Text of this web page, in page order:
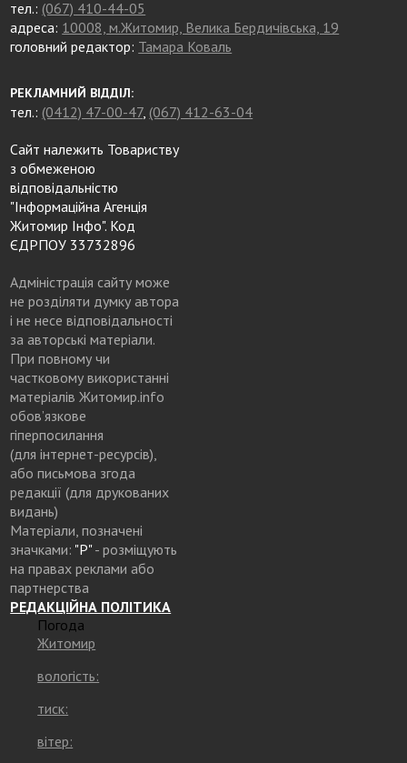
тел.: (067) 410-44-05
адреса: 10008, м.Житомир, Велика Бердичівська, 19
головний редактор: Тамара Коваль
РЕКЛАМНИЙ ВІДДІЛ:
тел.: (0412) 47-00-47, (067) 412-63-04
Сайт належить Товариству
з обмеженою
відповідальністю
"Інформаційна Агенція
Житомир Інфо". Код
ЄДРПОУ 33732896
Адміністрація сайту може
не розділяти думку автора
і не несе відповідальності
за авторські матеріали.
При повному чи
частковому використанні
матеріалів Житомир.info
обов’язкове
гіперпосилання
(для інтернет-ресурсів),
або письмова згода
редакції (для друкованих
видань)
Матеріали, позначені
значками: "Р"- розміщують
на правах реклами або
партнерства
РЕДАКЦІЙНА ПОЛІТИКА
Погода
Житомир
вологість:
тиск:
вітер: